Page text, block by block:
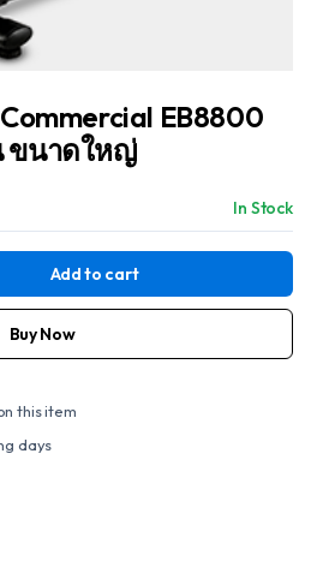
EB8800
ขนาดใหญ่
In Stock
Add to cart
Buy Now
this item
days